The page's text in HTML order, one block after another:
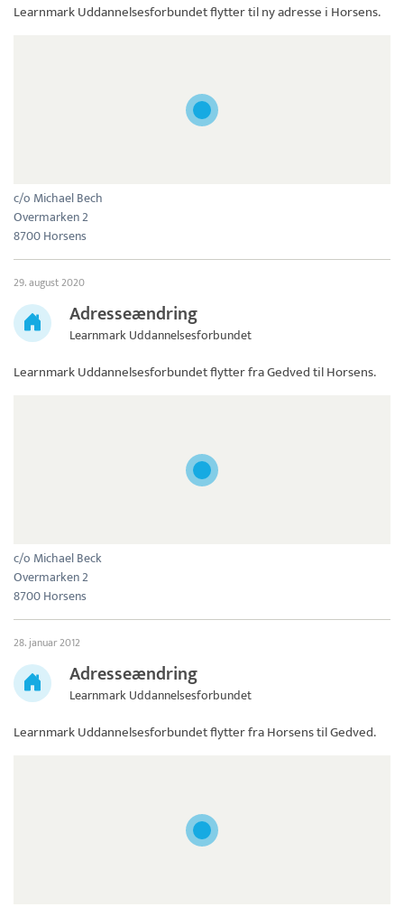
Learnmark Uddannelsesforbundetflytter til ny adresse i Horsens.
c/o Michael Bech
Overmarken 2
8700 Horsens
29. august 2020
Adresseændring
Learnmark Uddannelsesforbundet
Learnmark Uddannelsesforbundetflytter fra Gedved til Horsens.
c/o Michael Beck
Overmarken 2
8700 Horsens
28. januar 2012
Adresseændring
Learnmark Uddannelsesforbundet
Learnmark Uddannelsesforbundetflytter fra Horsens til Gedved.